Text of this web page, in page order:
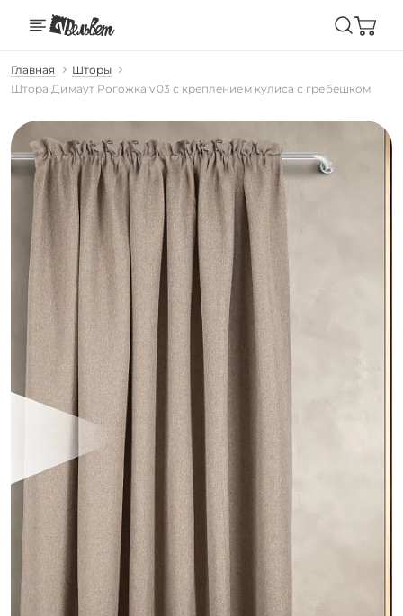
Главная
Шторы
Штора Димаут Рогожка v03 с креплением кулиса с гребешком